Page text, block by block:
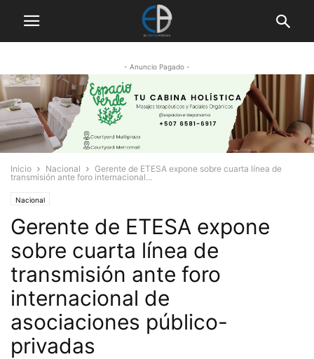
- Anuncio Pagado -
Inicio Nacional
Gerente de ETESA expone sobre cuarta línea de
transmisión ante foro internacional...
Nacional
Gerente de ETESA expone
sobre cuarta línea de
transmisión ante foro
internacional de
asociaciones público-
privadas